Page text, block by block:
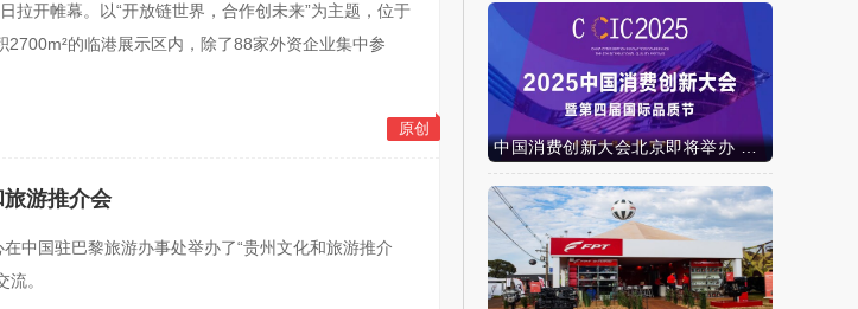
拉开帷幕。以“开放链世界，合作创未来”为主题，位于
的临港展示区内，除了88家外资企业集中参
原创
游推介会
中国驻巴黎旅游办事处举办了“贵州文化和旅游推介
。
中国消费创新大会北京即将举办 携手智迈电动车引领消费新时代